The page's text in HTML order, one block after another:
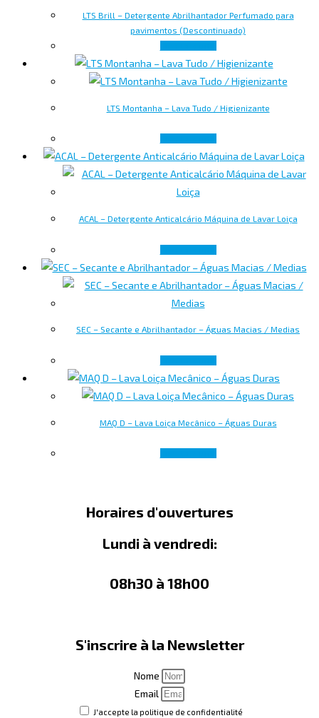
LTS Brill – Detergente Abrilhantador Perfumado para
pavimentos (Descontinuado)
LTS Montanha – Lava Tudo / Higienizante
ACAL – Detergente Anticalcário Máquina de Lavar Loiça
SEC – Secante e Abrilhantador – Águas Macias / Medias
MAQ D – Lava Loiça Mecânico – Águas Duras
Horaires d'ouvertures
Lundi à vendredi:
08h30 à 18h00
S'inscrire à la Newsletter
Nome
Email
J'accepte la politique de confidentialité